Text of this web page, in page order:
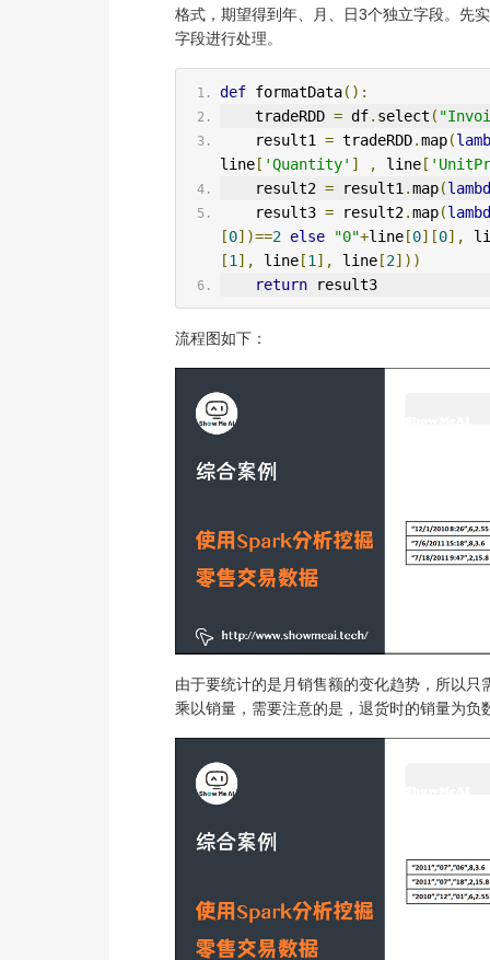
格式，期望得到年、月、日3个独立字段。先
字段进行处理。
def formatData():
    tradeRDD
= df. select (
    result1
= tradeRDD.map(
line[ 'Quantity' ] , line[
    result2
= result1 .map(
    result3
= result2.map(
[0])==2 else "0"+line[0][0],
[1 ], line[1 ], line[2]))
return result3
流程图如下：
由于要统计的是月销售额的变化趋势，所以
乘以销量，需要注意的是，退货时的销量为